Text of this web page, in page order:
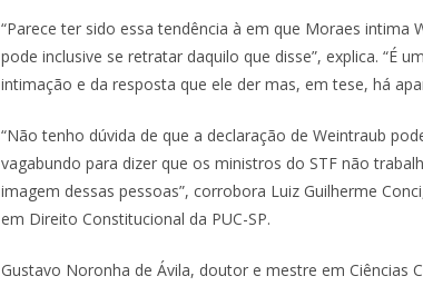
“Parece ter sido essa tendência à em que Moraes intima
pode inclusive se retratar daquilo que disse”, explica. “É
intimação e da resposta que ele der mas, em tese, há
“Não tenho dúvida de que a declaração de Weintraub
vagabundo para dizer que os ministros do STF não
imagem dessas pessoas”, corrobora Luiz Guilherme
em Direito Constitucional da PUC-SP.
Gustavo Noronha de Ávila, doutor e mestre em Ciências